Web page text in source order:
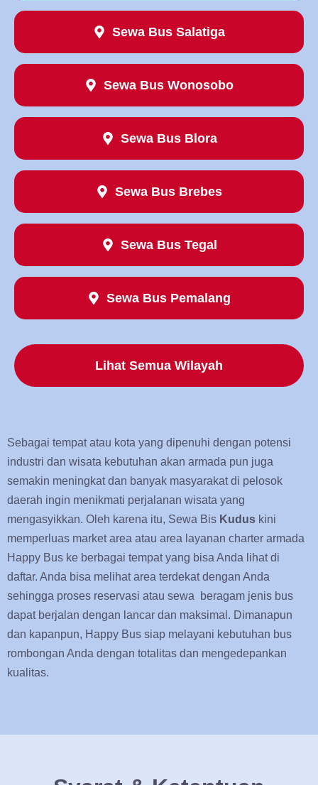
Sewa Bus Salatiga
Sewa Bus Wonosobo
Sewa Bus Blora
Sewa Bus Brebes
Sewa Bus Tegal
Sewa Bus Pemalang
Lihat Semua Wilayah
Sebagai tempat atau kota yang dipenuhi dengan potensi
industri dan wisata kebutuhan akan armada pun juga
semakin meningkat dan banyak masyarakat di pelosok
daerah ingin menikmati perjalanan wisata yang
mengasyikkan. Oleh karena itu, Sewa Bis Kudus kini
memperluas market area atau area layanan charter armada
Happy Bus ke berbagai tempat yang bisa Anda lihat di
daftar. Anda bisa melihat area terdekat dengan Anda
sehingga proses reservasi atau sewa beragam jenis bus
dapat berjalan dengan lancar dan maksimal. Dimanapun
dan kapanpun, Happy Bus siap melayani kebutuhan bus
rombongan Anda dengan totalitas dan mengedepankan
kualitas.